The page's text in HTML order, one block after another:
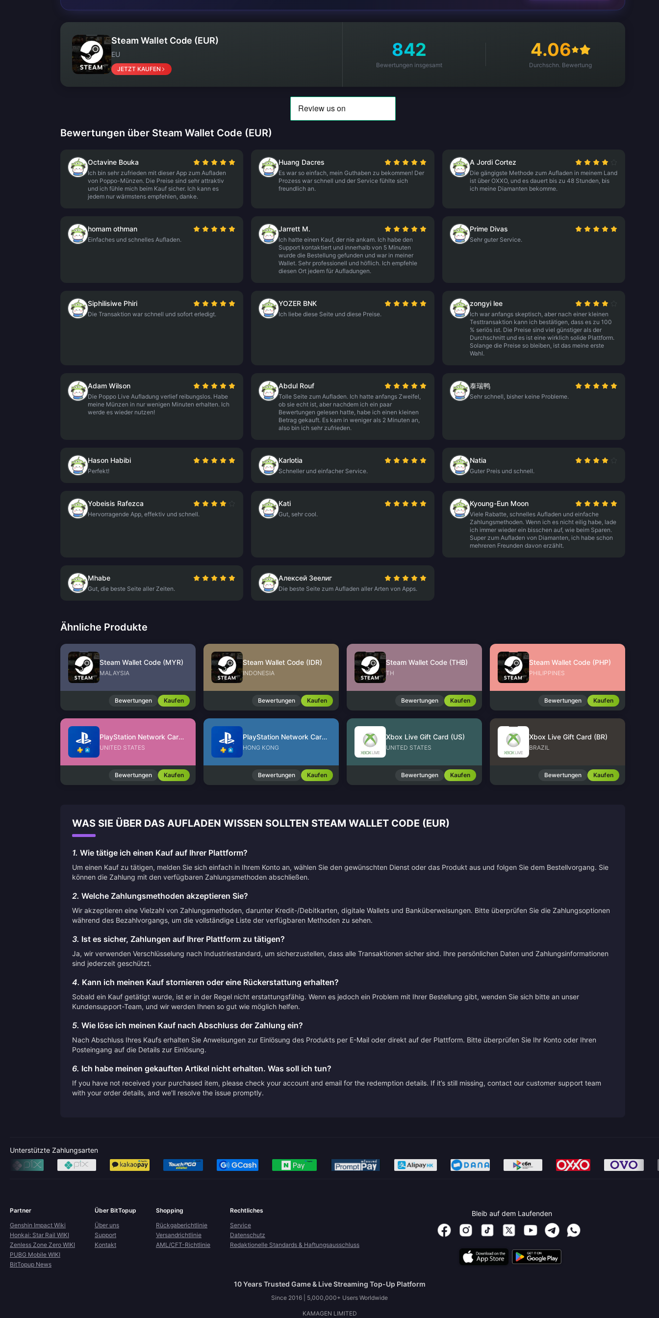
Steam Wallet Code (EUR)
EU
JETZT KAUFEN
842
Bewertungen insgesamt
4.06
Durchschn. Bewertung
Bewertungen über Steam Wallet Code (EUR)
Octavine Bouka
Ich bin sehr zufrieden mit dieser App zum Aufladen
von Poppo-Münzen. Die Preise sind sehr attraktiv
und ich fühle mich beim Kauf sicher. Ich kann es
jedem nur wärmstens empfehlen, danke.
Huang Dacres
Es war so einfach, mein Guthaben zu bekommen! Der
Prozess war schnell und der Service fühlte sich
freundlich an.
A Jordi Cortez
Die gängigste Methode zum Aufladen in meinem Land
ist über OXXO, und es dauert bis zu 48 Stunden, bis
ich meine Diamanten bekomme.
homam othman
Einfaches und schnelles Aufladen.
Jarrett M.
Ich hatte einen Kauf, der nie ankam. Ich habe den
Support kontaktiert und innerhalb von 5 Minuten
wurde die Bestellung gefunden und war in meiner
Wallet. Sehr professionell und höflich. Ich empfehle
diesen Ort jedem für Aufladungen.
Prime Divas
Sehr guter Service.
Siphilisiwe Phiri
Die Transaktion war schnell und sofort erledigt.
YOZER BNK
Ich liebe diese Seite und diese Preise.
zongyi lee
Ich war anfangs skeptisch, aber nach einer kleinen
Testtransaktion kann ich bestätigen, dass es zu 100
% seriös ist. Die Preise sind viel günstiger als der
Durchschnitt und es ist eine wirklich solide Plattform.
Solange die Preise so bleiben, ist das meine erste
Wahl.
Adam Wilson
Die Poppo Live Aufladung verlief reibungslos. Habe
meine Münzen in nur wenigen Minuten erhalten. Ich
werde es wieder nutzen!
Abdul Rouf
Tolle Seite zum Aufladen. Ich hatte anfangs Zweifel,
ob sie echt ist, aber nachdem ich ein paar
Bewertungen gelesen hatte, habe ich einen kleinen
Betrag gekauft. Es kam in weniger als 2 Minuten an,
also bin ich sehr zufrieden.
泰瑞鸭
Sehr schnell, bisher keine Probleme.
Hason Habibi
Perfekt!
Karlotia
Schneller und einfacher Service.
Natia
Guter Preis und schnell.
Yobeisis Rafezca
Hervorragende App, effektiv und schnell.
Kati
Gut, sehr cool.
Kyoung-Eun Moon
Viele Rabatte, schnelles Aufladen und einfache
Zahlungsmethoden. Wenn ich es nicht eilig habe, lade
ich immer wieder ein bisschen auf, wie beim Sparen.
Super zum Aufladen von Diamanten, ich habe schon
mehreren Freunden davon erzählt.
Mhabe
Gut, die beste Seite aller Zeiten.
Алексей Зеелиг
Die beste Seite zum Aufladen aller Arten von Apps.
Ähnliche Produkte
Steam Wallet Code (MYR)
MALAYSIA
Bewertungen Kaufen
Steam Wallet Code (IDR)
INDONESIA
Bewertungen Kaufen
Steam Wallet Code (THB)
TH
Bewertungen Kaufen
Steam Wallet Code (PHP)
PHILIPPINES
Bewertungen Kaufen
PlayStation Network Card (US)
UNITED STATES
Bewertungen Kaufen
PlayStation Network Card (HK)
HONG KONG
Bewertungen Kaufen
Xbox Live Gift Card (US)
UNITED STATES
Bewertungen Kaufen
Xbox Live Gift Card (BR)
BRAZIL
Bewertungen Kaufen
WAS SIE ÜBER DAS AUFLADEN WISSEN SOLLTEN STEAM WALLET CODE (EUR)
1. Wie tätige ich einen Kauf auf Ihrer Plattform?
Um einen Kauf zu tätigen, melden Sie sich einfach in Ihrem Konto an, wählen Sie den gewünschten Dienst oder das Produkt aus und folgen Sie dem Bestellvorgang. Sie
können die Zahlung mit den verfügbaren Zahlungsmethoden abschließen.
2. Welche Zahlungsmethoden akzeptieren Sie?
Wir akzeptieren eine Vielzahl von Zahlungsmethoden, darunter Kredit-/Debitkarten, digitale Wallets und Banküberweisungen. Bitte überprüfen Sie die Zahlungsoptionen
während des Bezahlvorgangs, um die vollständige Liste der verfügbaren Methoden zu sehen.
3. Ist es sicher, Zahlungen auf Ihrer Plattform zu tätigen?
Ja, wir verwenden Verschlüsselung nach Industriestandard, um sicherzustellen, dass alle Transaktionen sicher sind. Ihre persönlichen Daten und Zahlungsinformationen
sind jederzeit geschützt.
4. Kann ich meinen Kauf stornieren oder eine Rückerstattung erhalten?
Sobald ein Kauf getätigt wurde, ist er in der Regel nicht erstattungsfähig. Wenn es jedoch ein Problem mit Ihrer Bestellung gibt, wenden Sie sich bitte an unser
Kundensupport-Team, und wir werden Ihnen so gut wie möglich helfen.
5. Wie löse ich meinen Kauf nach Abschluss der Zahlung ein?
Nach Abschluss Ihres Kaufs erhalten Sie Anweisungen zur Einlösung des Produkts per E-Mail oder direkt auf der Plattform. Bitte überprüfen Sie Ihr Konto oder Ihren
Posteingang auf die Details zur Einlösung.
6. Ich habe meinen gekauften Artikel nicht erhalten. Was soll ich tun?
If you have not received your purchased item, please check your account and email for the redemption details. If it’s still missing, contact our customer support team
with your order details, and we'll resolve the issue promptly.
Unterstützte Zahlungsarten
Partner
Genshin Impact Wiki
Honkai: Star Rail WIKI
Zenless Zone Zero WIKI
PUBG Mobile WIKI
BitTopup News
Über BitTopup
Über uns
Support
Kontakt
Shopping
Rückgaberichtlinie
Versandrichtlinie
AML/CFT-Richtlinie
Rechtliches
Service
Datenschutz
Redaktionelle Standards & Haftungsausschluss
Bleib auf dem Laufenden
10 Years Trusted Game & Live Streaming Top-Up Platform
Since 2016 | 5,000,000+ Users Worldwide
KAMAGEN LIMITED